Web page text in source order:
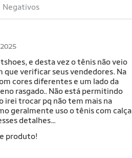
Negativos
e desta vez o tênis não veio
que verificar seus vendedores. Na
cores diferentes e um lado da
rasgado.. Não está permitindo
irei trocar pq não tem mais na
geralmente uso o tênis com calça
detalhes...
produto!